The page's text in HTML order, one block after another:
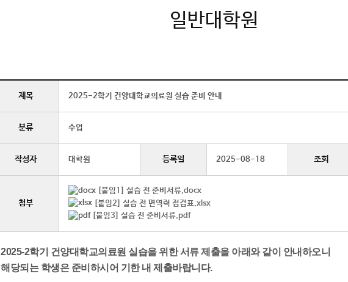
입학 FAQ
입학상담
일반대학원
제목 2025-2학기 건양대학교의료원 실습 준비 안내
분류 수업
작성자 대학원 등록일 2025-08-18 조회
첨부
[붙임1] 실습 전 준비서류.docx
[붙임2] 실습 전 면역력 점검표.xlsx
[붙임3] 실습 전 준비서류.pdf
2025-2학기 건양대학교의료원 실습을 위한 서류 제출을 아래와 같이 안내하오니
해당되는 학생은 준비하시어 기한 내 제출바랍니다.